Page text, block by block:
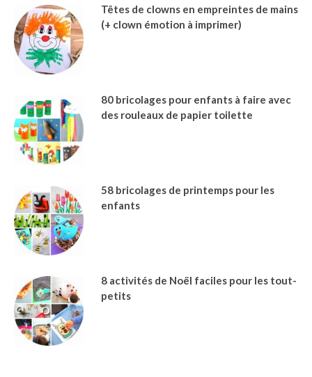
Têtes de clowns en empreintes de mains
(+ clown émotion à imprimer)
80 bricolages pour enfants à faire avec
des rouleaux de papier toilette
58 bricolages de printemps pour les
enfants
8 activités de Noël faciles pour les tout-
petits